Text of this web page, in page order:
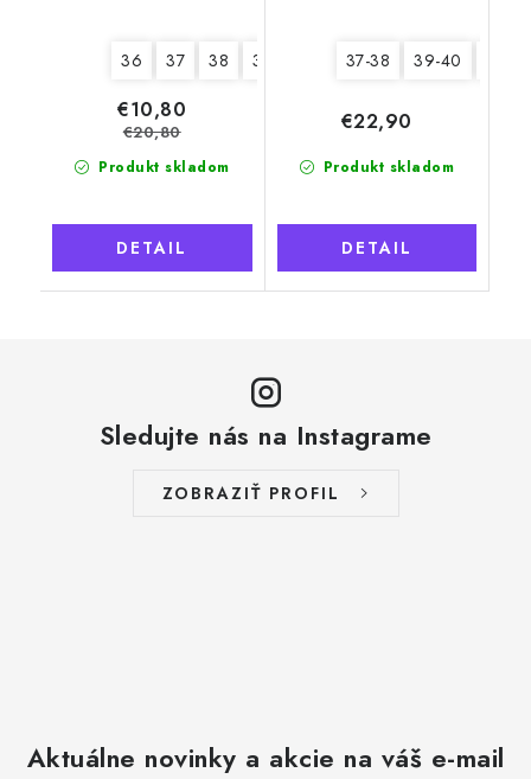
36 37 38 39 41
Produkt skladom
€10,80
€20,80
DETAIL
37-38 39-40
Produkt skladom
€22,90
DETAIL
Sledujte nás na Instagrame
ZOBRAZIŤ PROFIL
Aktuálne novinky a akcie na váš e-mail